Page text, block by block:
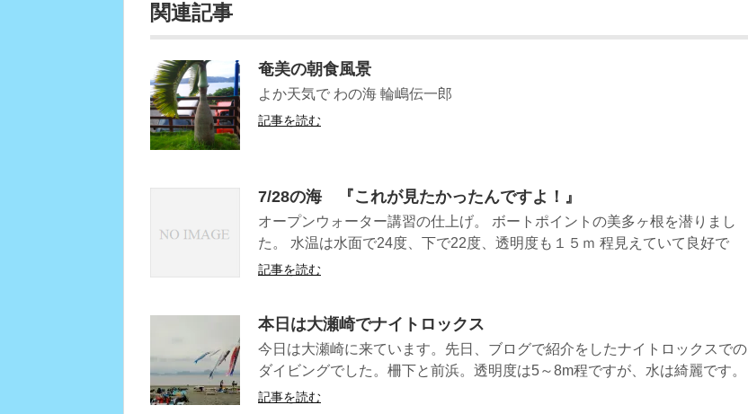
関連記事
奄美の朝食風景
よか天気で わの海 輪嶋伝一郎
記事を読む
7/28の海 『これが見たかったんですよ！』
オープンウォーター講習の仕上げ。 ボートポイントの美多ヶ根を潜りまし
た。 水温は水面で24度、下で22度、透明度も１５ｍ 程見えていて良好で
記事を読む
本日は大瀬崎でナイトロックス
今日は大瀬崎に来ています。先日、ブログで紹介をしたナイトロックスでの
ダイビングでした。柵下と前浜。透明度は5～8m程ですが、水は綺麗です。
記事を読む